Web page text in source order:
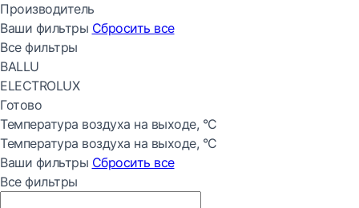
Производитель
Ваши фильтры Сбросить все
Все фильтры
BALLU
ELECTROLUX
Готово
Температура воздуха на выходе, °С
Температура воздуха на выходе, °С
Ваши фильтры Сбросить все
Все фильтры